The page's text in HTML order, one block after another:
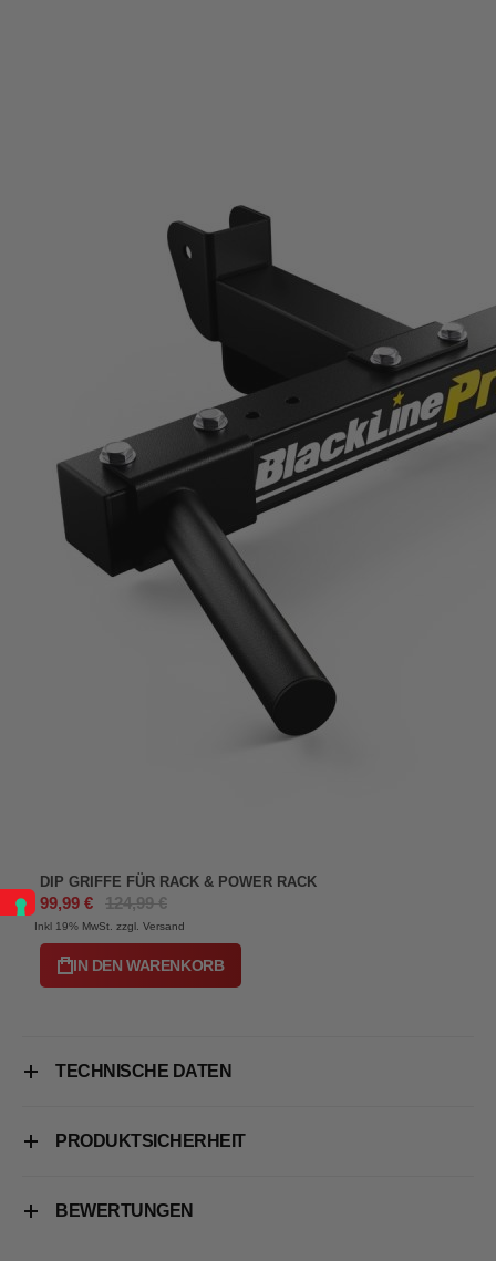
DIP GRIFFE FÜR RACK & POWER RACK
99,99 € 124,99 €
Inkl 19% MwSt. zzgl. Versand
IN DEN WARENKORB
TECHNISCHE DATEN
PRODUKTSICHERHEIT
BEWERTUNGEN